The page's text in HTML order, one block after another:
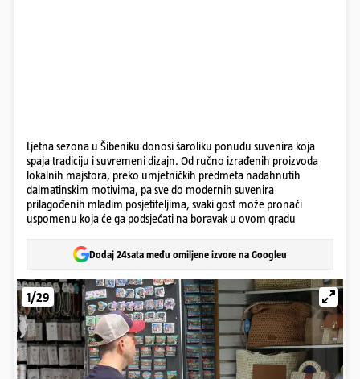
Ljetna sezona u Šibeniku donosi šaroliku ponudu suvenira koja
spaja tradiciju i suvremeni dizajn. Od ručno izrađenih proizvoda
lokalnih majstora, preko umjetničkih predmeta nadahnutih
dalmatinskim motivima, pa sve do modernih suvenira
prilagođenih mladim posjetiteljima, svaki gost može pronaći
uspomenu koja će ga podsjećati na boravak u ovom gradu
Dodaj 24sata među omiljene izvore na Googleu
1/29